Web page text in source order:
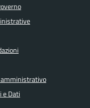
e Dati